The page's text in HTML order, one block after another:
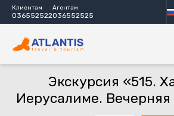
Клиентам
036552522
Агентам
036552525
Экскурсия «515.
Иерусалиме. Вечерняя